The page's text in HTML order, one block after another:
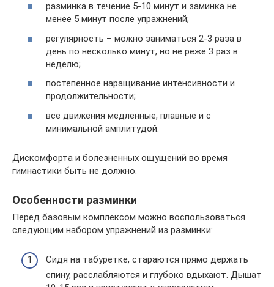
разминка в течение 5-10 минут и заминка не
менее 5 минут после упражнений;
регулярность – можно заниматься 2-3 раза в
день по несколько минут, но не реже 3 раз в
неделю;
постепенное наращивание интенсивности и
продолжительности;
все движения медленные, плавные и с
минимальной амплитудой.
Дискомфорта и болезненных ощущений во время
гимнастики быть не должно.
Особенности разминки
Перед базовым комплексом можно воспользоваться
следующим набором упражнений из разминки:
Сидя на табуретке, стараются прямо держать
спину, расслабляются и глубоко вдыхают. Дышат